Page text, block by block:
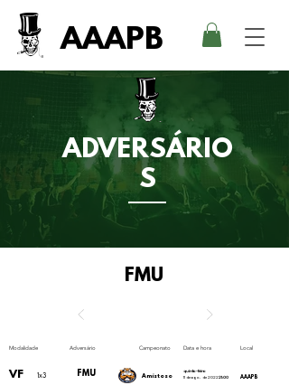
AAAPB
ADVERSÁRIO
S
FMU
Modalidade Adversário Campeonato Data e hora Local
1x3
VF FMU Amistoso
quinta-feira
11 de ago. de 202221:00 AAAPB